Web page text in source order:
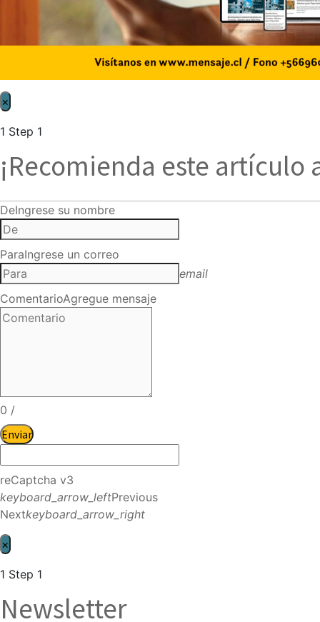
×
1 Step 1
¡Recomienda este artículo
DeIngrese su nombre
ParaIngrese un correo
email
ComentarioAgregue mensaje
0 /
Enviar
reCaptcha v3
keyboard_arrow_leftPrevious
Nextkeyboard_arrow_right
×
1 Step 1
Newsletter